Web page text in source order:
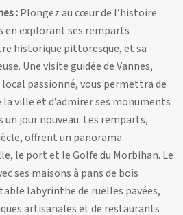
:Plongez au cœur de l’histoire
en explorant ses remparts
historique pittoresque, et sa
Une visite guidée de Vannes,
passionné, vous permettra de
la ville et d’admirer ses monuments
jour nouveau. Les remparts,
offrent un panorama
le port et le Golfe du Morbihan. Le
ses maisons à pans de bois
labyrinthe de ruelles pavées,
artisanales et de restaurants